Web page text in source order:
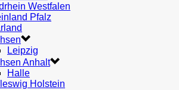
Westfalen
Pfalz
Leipzig
Anhalt
Halle
Holstein